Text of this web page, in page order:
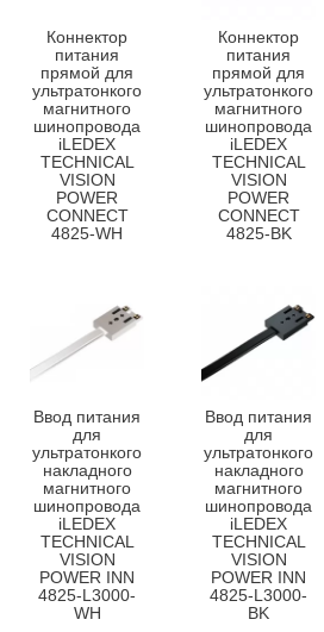
Коннектор
питания
прямой для
ультратонкого
магнитного
шинопровода
iLEDEX
TECHNICAL
VISION
POWER
CONNECT
4825-WH
Коннектор
питания
прямой для
ультратонкого
магнитного
шинопровода
iLEDEX
TECHNICAL
VISION
POWER
CONNECT
4825-BK
Ввод питания
для
ультратонкого
накладного
магнитного
шинопровода
iLEDEX
TECHNICAL
VISION
POWER INN
4825-L3000-
WH
Ввод питания
для
ультратонкого
накладного
магнитного
шинопровода
iLEDEX
TECHNICAL
VISION
POWER INN
4825-L3000-
BK